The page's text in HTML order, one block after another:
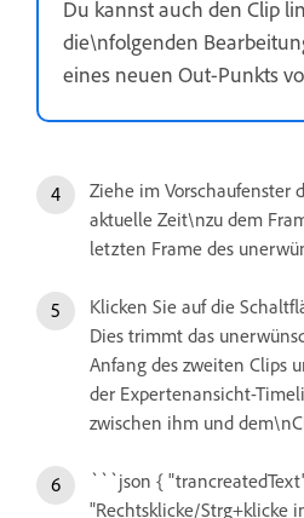
Du kannst auch den Clip
die\nfolgenden
eines neuen Out-Punkts
Ziehe im Vorschaufenster
aktuelle Zeit\nzu dem
letzten Frame des
Klicken Sie auf die
Dies trimmt das
Anfang des zweiten Clips
der Expertenansicht-
zwischen ihm und
```json {
"Rechtsklicke/Strg+klicke